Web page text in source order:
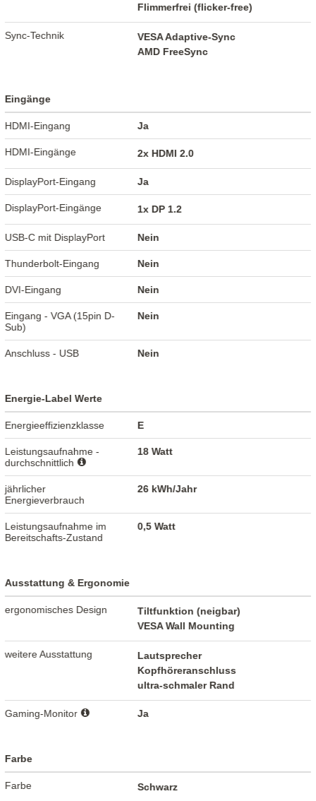
Flimmerfrei (flicker-free)
Sync-Technik
VESA Adaptive-Sync
AMD FreeSync
Eingänge
HDMI-Eingang Ja
HDMI-Eingänge 2x HDMI 2.0
DisplayPort-Eingang Ja
DisplayPort-Eingänge 1x DP 1.2
USB-C mit DisplayPort Nein
Thunderbolt-Eingang Nein
DVI-Eingang Nein
Eingang - VGA (15pin D-
Sub)
Nein
Anschluss - USB Nein
Energie-Label Werte
Energieeffizienzklasse E
Leistungsaufnahme -
durchschnittlich
18 Watt
jährlicher
Energieverbrauch
26 kWh/Jahr
Leistungsaufnahme im
Bereitschafts-Zustand
0,5 Watt
Ausstattung & Ergonomie
ergonomisches Design
Tiltfunktion (neigbar)
VESA Wall Mounting
weitere Ausstattung
Lautsprecher
Kopfhöreranschluss
ultra-schmaler Rand
Gaming-Monitor Ja
Farbe
Farbe Schwarz